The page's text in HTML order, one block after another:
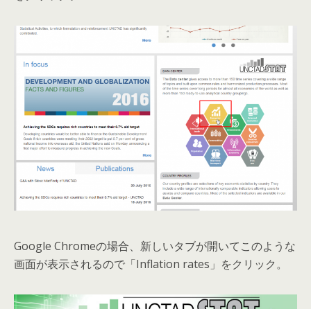
Google Chromeの場合、新しいタブが開いてこのような
画面が表示されるので「Inflation rates」をクリック。